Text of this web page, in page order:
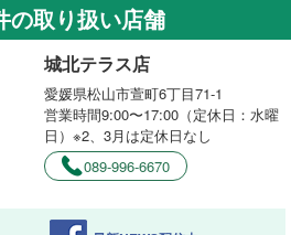
の取り扱い店舗
城北テラス店
愛媛県松山市萱町6丁目71-1
営業時間9:00〜17:00（定休日：水曜
日）※2、3月は定休日なし
089-996-6670